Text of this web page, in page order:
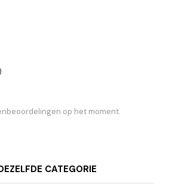
op het moment.
CATEGORIE